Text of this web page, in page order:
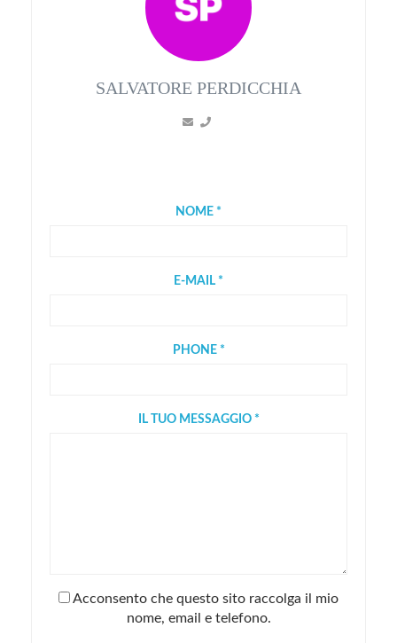
SALVATORE PERDICCHIA
NOME *
E-MAIL *
PHONE *
IL TUO MESSAGGIO *
Acconsento che questo sito raccolga il mio
nome, email e telefono.